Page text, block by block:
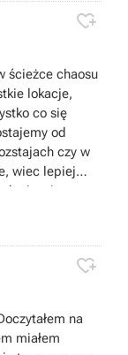

ścieżce chaosu
lokacje,
co się
od
czy w
wiec lepiej
nie wiem,
się nie da tam

na
miałem